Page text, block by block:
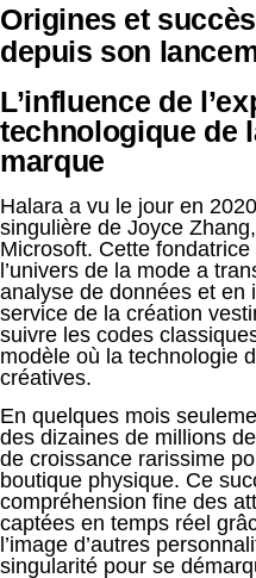
Origines et
depuis son
L’influence de
technologique de
marque
Halara a vu le jour en
singulière de Joyce
Microsoft. Cette
l’univers de la mode a
analyse de données et en
service de la création
suivre les codes
modèle où la technologie
créatives.
En quelques mois
des dizaines de millions
de croissance rarissime
boutique physique. Ce
compréhension fine des
captées en temps réel
l’image d’autres
singularité pour se